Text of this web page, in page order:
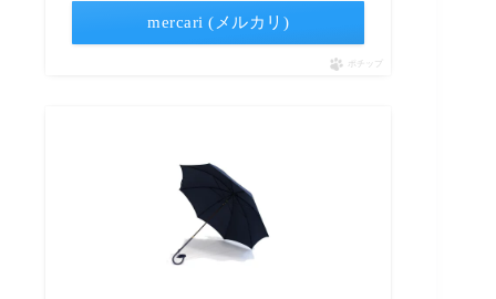
mercari (メルカリ)
ポチップ